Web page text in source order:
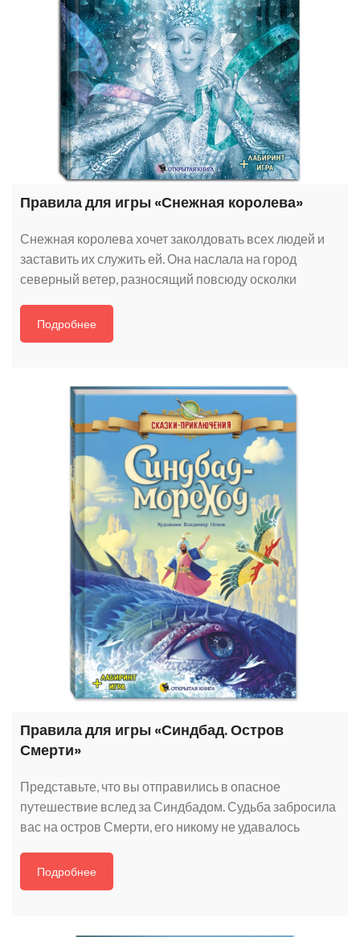
Правила для игры «Снежная королева»
Снежная королева хочет заколдовать всех людей и
заставить их служить ей. Она наслала на город
северный ветер, разносящий повсюду осколки
Подробнее
Правила для игры «Синдбад. Остров
Смерти»
Представьте, что вы отправились в опасное
путешествие вслед за Синдбадом. Судьба забросила
вас на остров Смерти, его никому не удавалось
Подробнее